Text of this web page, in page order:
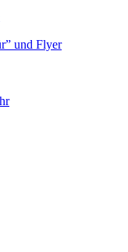
und Flyer